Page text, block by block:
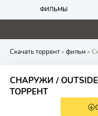
ФИЛЬМЫ
0 0
Скачать торрент» фильм »
СНАРУЖИ /
ТОРРЕНТ